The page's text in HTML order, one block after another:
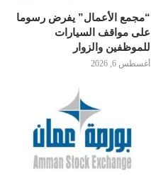
“مجمع الأعمال” يفرض رسوما
على مواقف السيارات
للموظفين والزوار
أغسطس 6, 2026